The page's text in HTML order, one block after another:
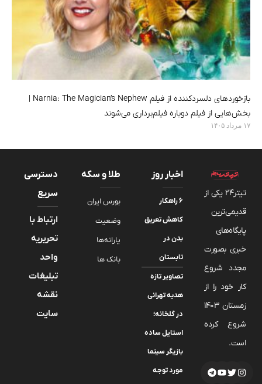
بازخوردهای دلسردکننده از فیلم Narnia: The Magician’s Nephew |
بخش‌هایی از فیلم دوباره فیلم‌برداری می‌شوند
۱۷ مرداد ۱۴۰۵
تیتر24 یکی از
قدیمی‌ترین
پایگاه‌های
خبری بصورت
مجدد شروع
کار خود را از
زمستان 1403
شروع کرده
است.
اخبار روز
۶ راهکار
کاهش تعریق
بدن در
تابستان
تصاویر تازه
هدیه تهرانی
در گلخانه؛
استایل ساده
بازیگر سینما
مورد توجه
طلا و سکه
بورس ایران
وضعیت
یارانه‌ها
بانک ها
دسترسی
سریع
ارتباط با
تحریریه
واحد
تبلیغات
نقشه
سایت